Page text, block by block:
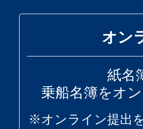
オン
紙名
乗船名簿をオ
※オンライン提出